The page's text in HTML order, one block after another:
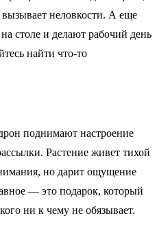
неловкости. А еще
столе и делают рабочий день
найти что-то
поднимают настроение
Растение живет тихой
но дарит ощущение
— это подарок, который
ни к чему не обязывает.